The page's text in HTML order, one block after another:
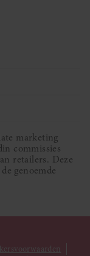
marketing
commissies
retailers. Deze
genoemde